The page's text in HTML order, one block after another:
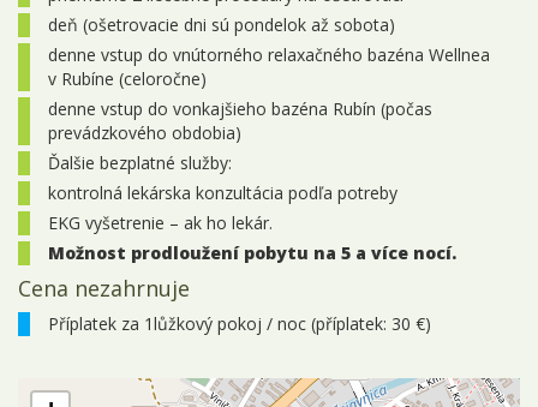
01.10. - 05.10.2026
5 dní 10 150 Kč
05.10. - 09.10.2026
08.10. - 12.10.2026 5 dní 10 150 Kč objednej
12.10. - 16.10.2026 5 dní
15.10. - 19.10.2026 5 dní
19.10. - 23.10.2026 5 dní 10 150 Kč objednej
22.10. - 26.10.2026
29.10. - 02.11.2026 5 dní 10 150 Kč objednej
deň (ošetrovacie dni sú pondelok až sobota)
denne vstup do vnútorného relaxačného bazéna Wellnea
v Rubíne (celoročne)
denne vstup do vonkajšieho bazéna Rubín (počas
prevádzkového obdobia)
Ďalšie bezplatné služby:
kontrolná lekárska konzultácia podľa potreby
EKG vyšetrenie – ak ho lekár.
Možnost prodloužení pobytu na 5 a více nocí.
Cena nezahrnuje
Příplatek za 1lůžkový pokoj / noc (příplatek: 30 €)